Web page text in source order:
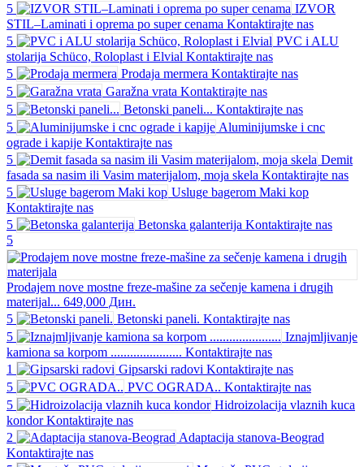
5
IZVOR
STIL–Laminati i oprema po super cenama Kontaktirajte nas
5
PVC i ALU
stolarija Schüco, Roloplast i Elvial Kontaktirajte nas
5
Prodaja mermera Kontaktirajte nas
5
Garažna vrata Kontaktirajte nas
5
Betonski paneli... Kontaktirajte nas
5
Aluminijumske i cnc
ograde i kapije Kontaktirajte nas
5
Demit
fasada sa nasim ili Vasim materijalom, moja skela Kontaktirajte nas
5
Usluge bagerom Maki kop
Kontaktirajte nas
5
Betonska galanterija Kontaktirajte nas
5
Prodajem nove mostne freze-mašine za sečenje kamena i drugih
materijal... 649,000 Дин.
5
Betonski paneli. Kontaktirajte nas
5
Iznajmljivanje
kamiona sa korpom ...................... Kontaktirajte nas
1
Gipsarski radovi Kontaktirajte nas
5
PVC OGRADA.. Kontaktirajte nas
5
Hidroizolacija vlaznih kuca
kondor Kontaktirajte nas
2
Adaptacija stanova-Beograd
Kontaktirajte nas